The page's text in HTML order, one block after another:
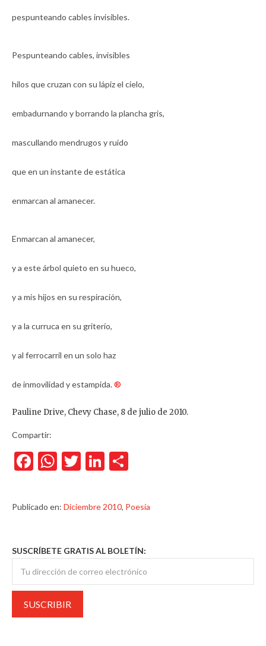
pespunteando cables invisibles.
Pespunteando cables, invisibles
hilos que cruzan con su lápiz el cielo,
embadurnando y borrando la plancha gris,
mascullando mendrugos y ruido
que en un instante de estática
enmarcan al amanecer.
Enmarcan al amanecer,
y a este árbol quieto en su hueco,
y a mis hijos en su respiración,
y a la curruca en su griterío,
y al ferrocarril en un solo haz
de inmovilidad y estampida.®
Pauline Drive, Chevy Chase, 8 de julio de 2010.
Compartir:
Facebook
WhatsApp
TwitterLinkedIn
Publicado en: Diciembre 2010, Poesía
SUSCRÍBETE GRATIS AL BOLETÍN: